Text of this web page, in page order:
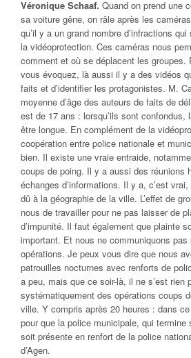
Véronique Schaaf. Quand on prend une
sa voiture gêne, on râle après les
qu’il y a un grand nombre d’infractions
la vidéoprotection. Ces caméras nous
comment et où se déplacent les groupes.
vous évoquez, là aussi il y a des vidéos
faits et d’identifier les protagonistes. M.
moyenne d’âge des auteurs de faits de
est de 17 ans : lorsqu’ils sont confondus,
être longue. En complément de la
coopération entre police nationale et
bien. Il existe une vraie entraide,
coups de poing. Il y a aussi des réunions
échanges d’informations. Il y a, c’est
dû à la géographie de la ville. L’effet de
nous de travailler pour ne pas laisser de
d’impunité. Il faut également que plainte
important. Et nous ne communiquons
opérations. Je peux vous dire que nous
patrouilles nocturnes avec renforts de
a peu, mais que ce soir-là, il ne s’est rien
systématiquement des opérations coups
ville. Y compris après 20 heures : dans
pour que la police municipale, qui termine
soit présente en renfort de la police
d’Agen.